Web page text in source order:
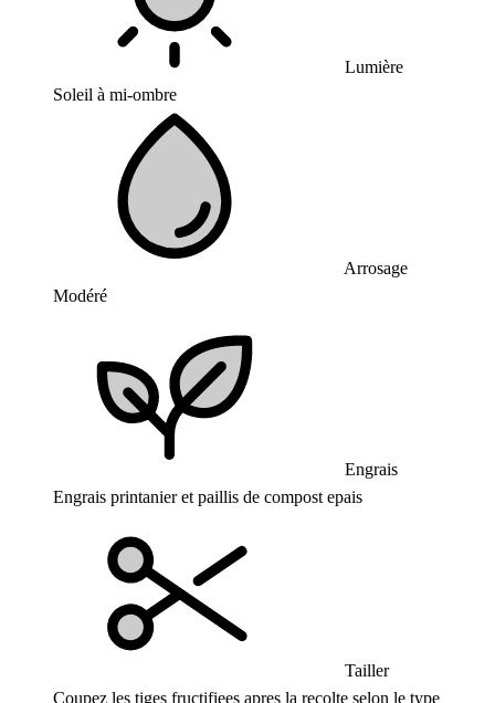
Lumière
Soleil à mi-ombre
Arrosage
Modéré
Engrais
Engrais printanier et paillis de compost epais
Tailler
Coupez les tiges fructifiees apres la recolte selon le type